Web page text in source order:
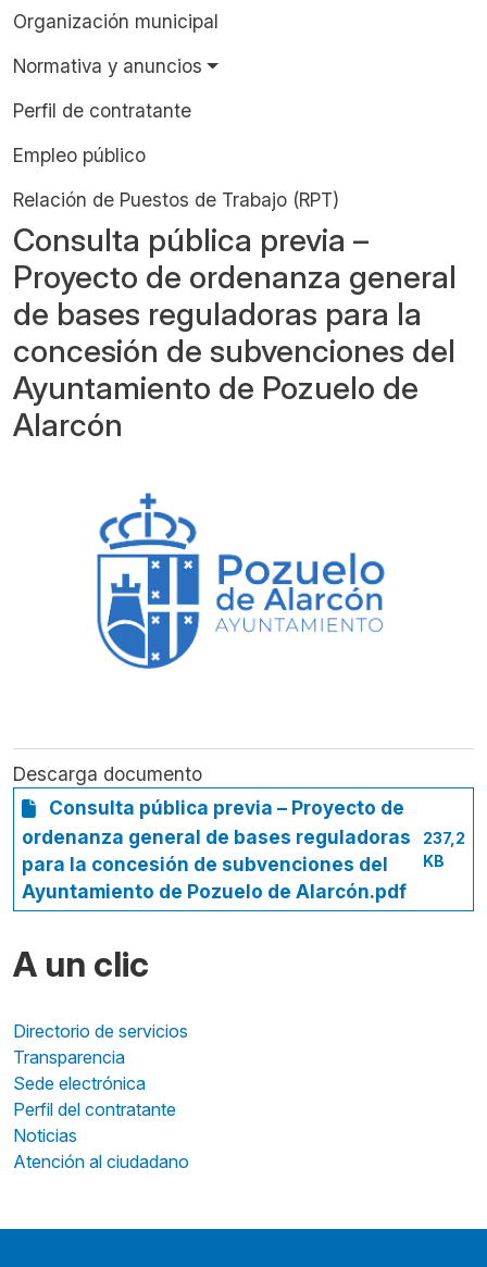
Organización municipal
Normativa y anuncios
Perfil de contratante
Empleo público
Relación de Puestos de Trabajo (RPT)
Consulta pública previa –
Proyecto de ordenanza general
de bases reguladoras para la
concesión de subvenciones del
Ayuntamiento de Pozuelo de
Alarcón
Descarga documento
Consulta pública previa – Proyecto de
ordenanza general de bases reguladoras
para la concesión de subvenciones del
Ayuntamiento de Pozuelo de Alarcón.pdf
237,2
KB
A un clic
Directorio de servicios
Transparencia
Sede electrónica
Perfil del contratante
Noticias
Atención al ciudadano